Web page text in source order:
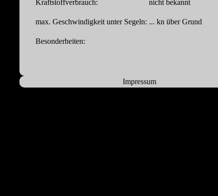
Kraftstoffverbrauch: nicht bekannt
max. Geschwindigkeit unter Segeln: ... kn über Grund
Besonderheiten:
Impressum